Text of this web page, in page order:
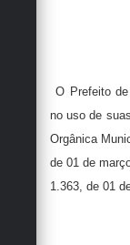
O Prefeito
no uso de
Orgânica
de 01 de
1.363, de 01